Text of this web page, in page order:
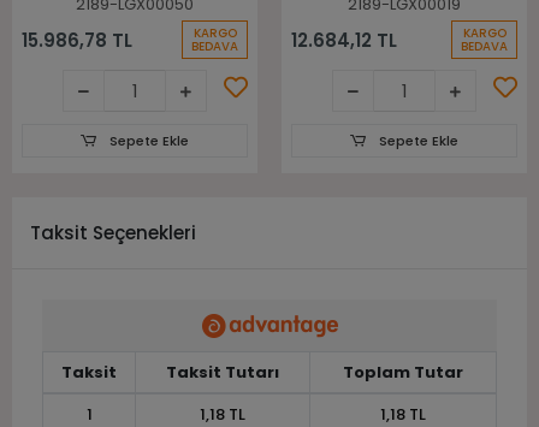
2189-LGX00050
15.986,78 TL KARGO
BEDAVA
Sepete Ekle
2189-LGX00019
12.684,12 TL KARGO
BEDAVA
Sepete Ekle
Taksit Seçenekleri
Taksit Taksit Tutarı
Toplam Tutar
1
1,18 TL
1,18 TL